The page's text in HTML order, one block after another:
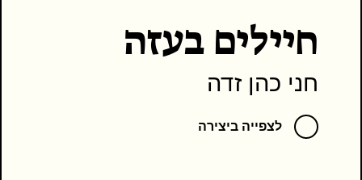
חיילים בעזה
חני כהן זדה
לצפייה ביצירה